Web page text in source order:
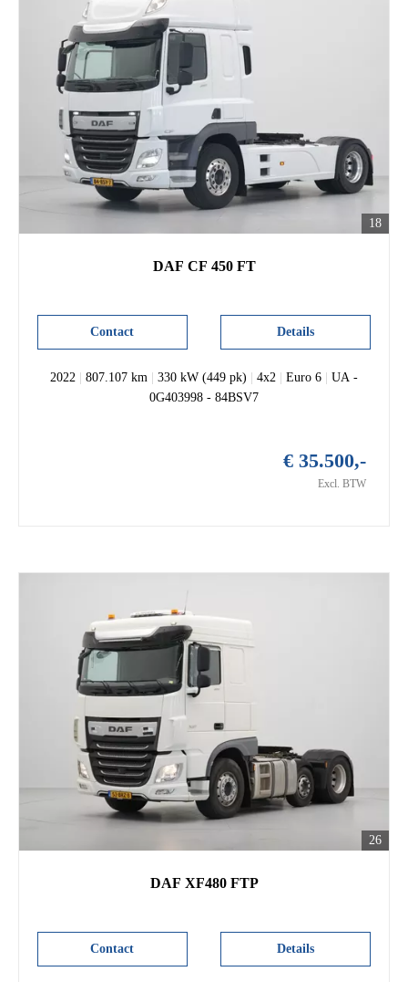
18
DAF CF 450 FT
Details
Contact
2022 | 807.107 km | 330 kW (449 pk) | 4x2 | Euro 6 | UA -
0G403998 - 84BSV7
€ 35.500,-
Excl. BTW
26
DAF XF480 FTP
Details
Contact